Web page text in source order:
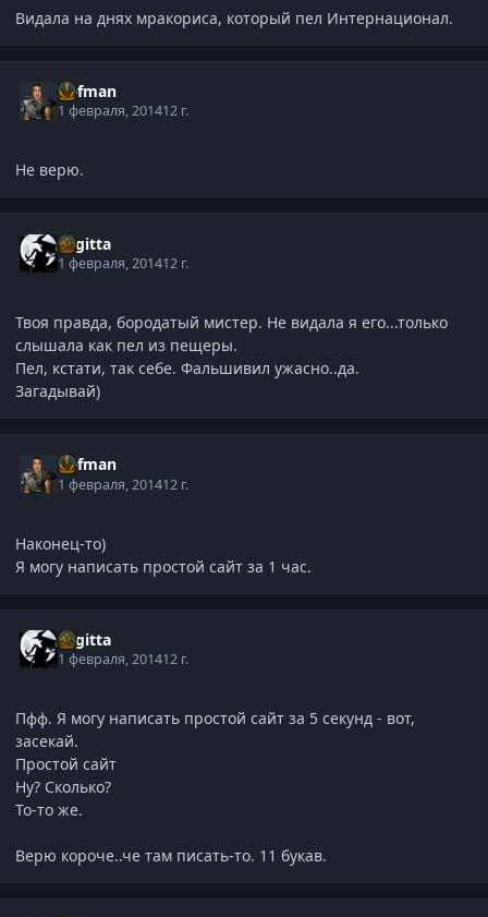
Видала на днях мракориса, который пел Интернационал.
Defman
1 февраля, 201412 г.
Не верю.
Sagitta
1 февраля, 201412 г.
Твоя правда, бородатый мистер. Не видала я его...только
слышала как пел из пещеры.
Пел, кстати, так себе. Фальшивил ужасно..да.
Загадывай)
Defman
1 февраля, 201412 г.
Наконец-то)
Я могу написать простой сайт за 1 час.
Sagitta
1 февраля, 201412 г.
Пфф. Я могу написать простой сайт за 5 секунд - вот,
засекай.
Простой сайт
Ну? Сколько?
То-то же.
Верю короче..че там писать-то. 11 букав.